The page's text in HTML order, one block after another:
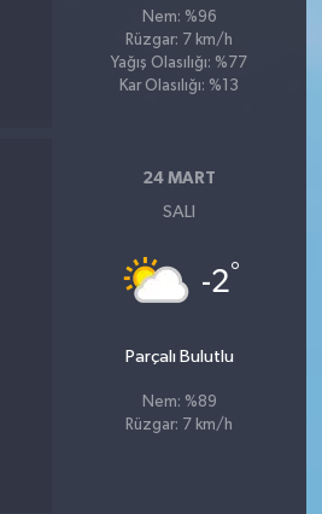
Nem: %96
Rüzgar: 7 km/h
Yağış Olasılığı: %77
Kar Olasılığı: %13
24 MART
SALI
-2°
Parçalı Bulutlu
Nem: %89
Rüzgar: 7 km/h